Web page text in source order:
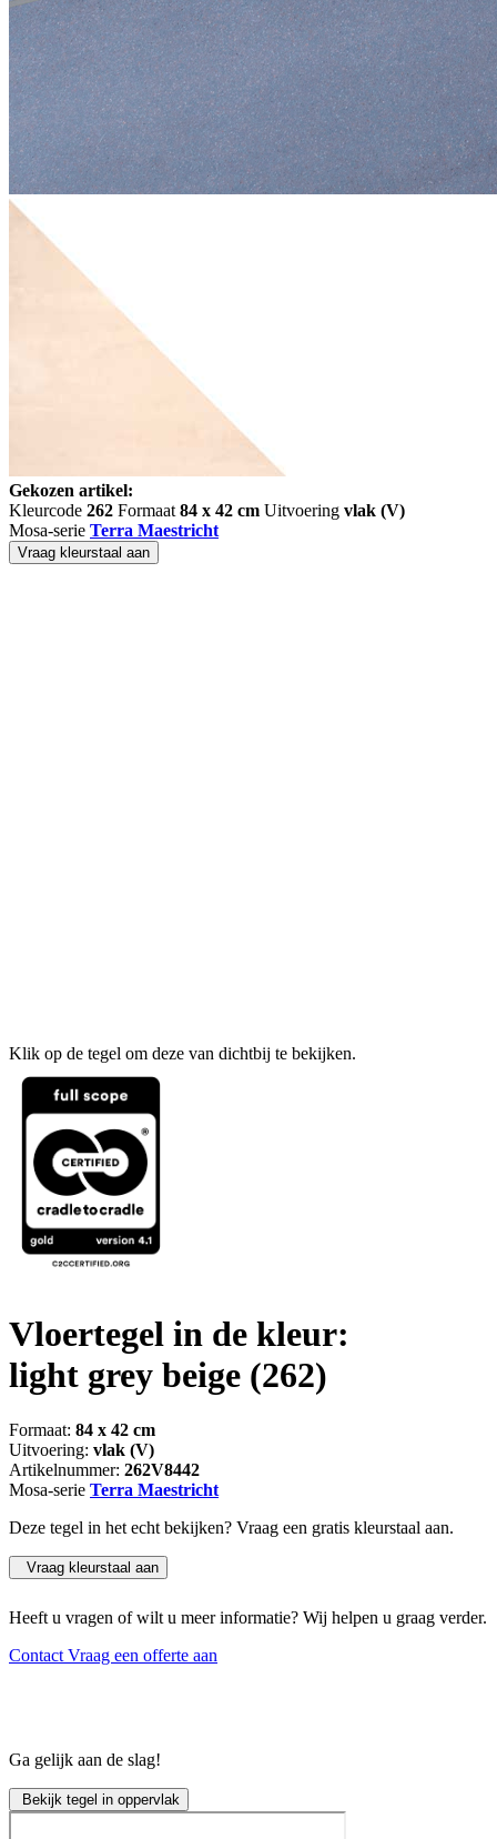
Gekozen artikel:
Kleurcode 262 Formaat 84 x 42 cm Uitvoering vlak (V)
Mosa-serie Terra Maestricht
Vraag kleurstaal aan
Klik op de tegel om deze van dichtbij te bekijken.
Vloertegel in de kleur:
light grey beige (262)
Formaat: 84 x 42 cm
Uitvoering: vlak (V)
Artikelnummer: 262V8442
Mosa-serie Terra Maestricht
Deze tegel in het echt bekijken? Vraag een gratis kleurstaal aan.
Vraag kleurstaal aan
Heeft u vragen of wilt u meer informatie? Wij helpen u graag verder.
Contact Vraag een offerte aan
Ga gelijk aan de slag!
Bekijk tegel in oppervlak